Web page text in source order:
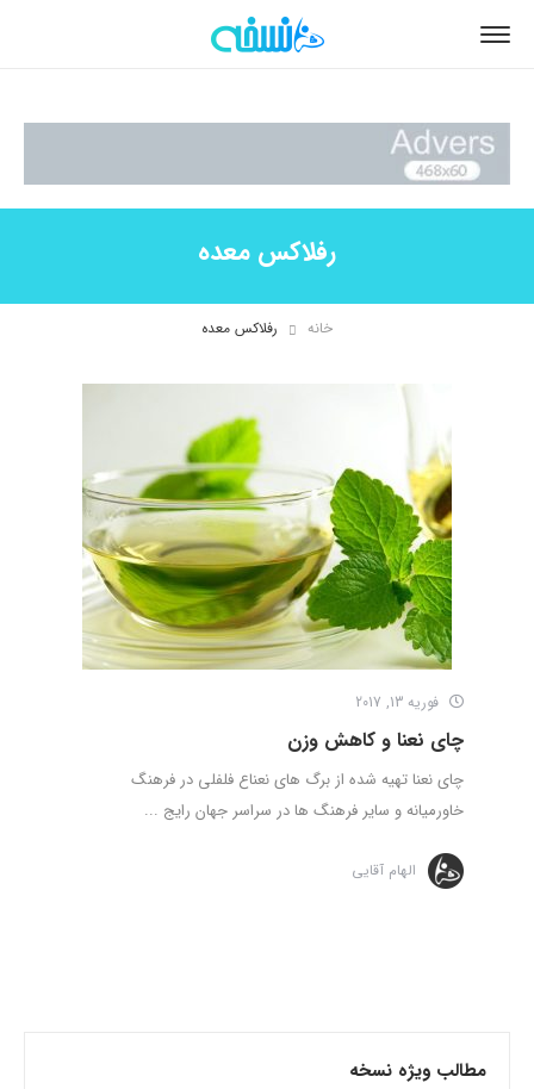
رفلاکس معده
خانه رفلاکس معده
فوریه 13, 2017
چای نعنا و کاهش وزن
چای نعنا تهیه شده از برگ های نعناع فلفلی در فرهنگ
خاورمیانه و سایر فرهنگ ها در سراسر جهان رایج ...
الهام آقایی
مطالب ویژه نسخه